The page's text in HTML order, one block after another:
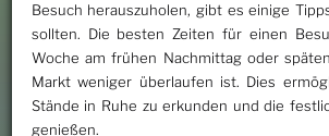
Besuch herauszuholen, gibt es einige
sollten. Die besten Zeiten für einen
Woche am frühen Nachmittag oder
Markt weniger überlaufen ist. Dies
Stände in Ruhe zu erkunden und die
genießen.